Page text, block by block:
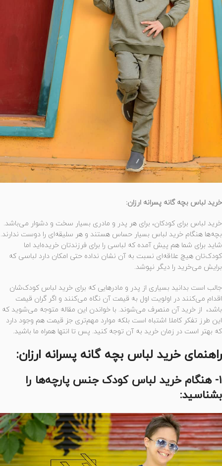
خرید لباس بچه گانه پسرانه ارزان:
خرید لباس برای کودکان، برای هر پدر و مادری بسیار سخت و دشوار می‌باشد.
بچه‌ها هنگام خرید لباس بسیار حساس هستند و هر سلیقه‌ای را دوست ندارند.
شاید برای شما هم پیش آمده که لباسی را برای فرزندتان خریده‌اید اما
کودک‌تان هیچ علاقه‌ای نسبت به آن نشان نداده حتی امکان دارد لباسی که
برایش می‌خرید را دیگر نپوشد.
جالب است بدانید بسیاری از پدر و مادرهایی که برای خرید لباس کودک‌شان
اقدام می‌کنند در اولویت اول به قیمت آن نگاه می‌کنند و اگر گران قیمت
باشد، از خرید آن منصرف می‌شوند. با خواندن این مقاله متوجه می‌شوید که
این طرز تفکر کاملا اشتباه است بلکه موارد مهم‌تری جز قیمت هم وجود دارد
که بهتر است در زمان خرید به آن توجه کنید. پس تا انتها همراه ما باشید.
راهنمای خرید لباس بچه گانه پسرانه ارزان:
۱- هنگام خرید لباس کودک جنس پارچه‌ها را
بشناسید: